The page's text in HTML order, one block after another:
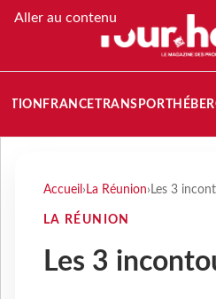
Aller au contenu
FRANCETRANSPORT
Accueil › La Réunion› Les 3
LA RÉUNION
Les 3